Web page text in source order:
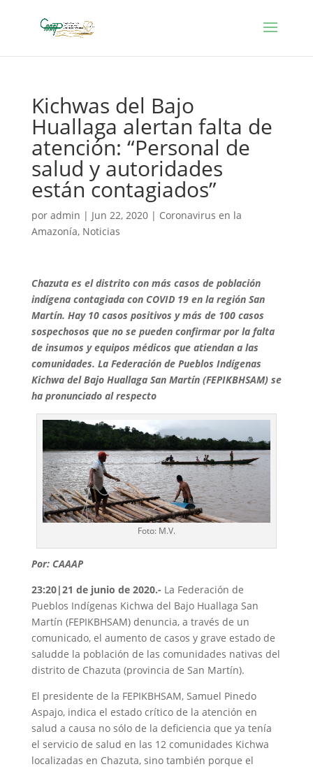
Kichwas del Bajo
Huallaga alertan falta de
atención: “Personal de
salud y autoridades
están contagiados”
por admin | Jun 22, 2020| Coronavirus en la
Amazonía, Noticias
Chazuta es el distrito con más casos de población
indígena contagiada con COVID 19 en la región San
Martín. Hay 10 casos positivos y más de 100 casos
sospechosos que no se pueden confirmar por la falta
de insumos y equipos médicos que atiendan a las
comunidades. La Federación de Pueblos Indígenas
Kichwa del Bajo Huallaga San Martín (FEPIKBHSAM) se
ha pronunciado al respecto
Foto: M.V.
Por: CAAAP
23:20|21 de junio de 2020.- La Federación de
Pueblos Indígenas Kichwa del Bajo Huallaga San
Martín (FEPIKBHSAM) denuncia, a través de un
comunicado, el aumento de casos y grave estado de
saludde la población de las comunidades nativas del
distrito de Chazuta (provincia de San Martín).
El presidente de la FEPIKBHSAM, Samuel Pinedo
Aspajo, indica el estado crítico de la atención en
salud a causa no sólo de la deficiencia que ya tenía
el servicio de salud en las 12 comunidades Kichwa
localizadas en Chazuta, sino también porque el